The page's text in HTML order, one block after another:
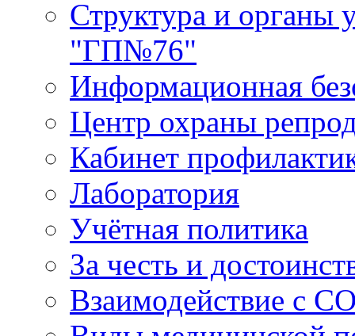
Структура и
"ГП№76"
Информационная
Центр охраны
Кабинет
Лаборатория
Учётная политика
За честь и
Взаимодействие с